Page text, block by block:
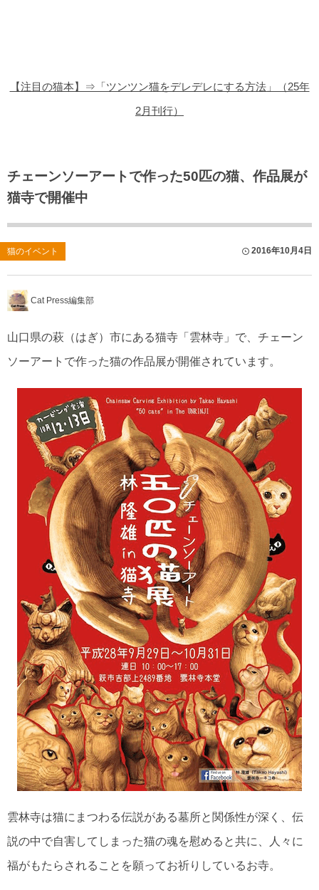
【注目の猫本】⇒「ツンツン猫をデレデレにする方法」（25年
2月刊行）
チェーンソーアートで作った50匹の猫、作品展が
猫寺で開催中
猫のイベント 2016年10月4日
Cat Press編集部
山口県の萩（はぎ）市にある猫寺「雲林寺」で、チェーン
ソーアートで作った猫の作品展が開催されています。
雲林寺は猫にまつわる伝説がある墓所と関係性が深く、伝
説の中で自害してしまった猫の魂を慰めると共に、人々に
福がもたらされることを願ってお祈りしているお寺。
猫のゲーム・アプリ
猫のフリー写真素材